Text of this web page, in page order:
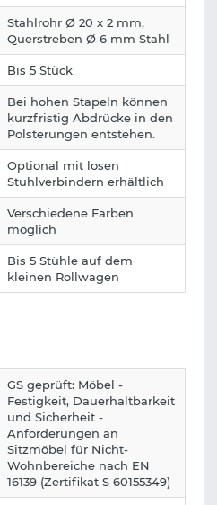
Stahlrohr Ø 20 x 2 mm,
Querstreben Ø 6 mm Stahl
Bis 5 Stück
Bei hohen Stapeln können
kurzfristig Abdrücke in den
Polsterungen entstehen.
Optional mit losen
Stuhlverbindern erhältlich
Verschiedene Farben
möglich
Bis 5 Stühle auf dem
kleinen Rollwagen
GS geprüft: Möbel -
Festigkeit, Dauerhaltbarkeit
und Sicherheit -
Anforderungen an
Sitzmöbel für Nicht-
Wohnbereiche nach EN
16139 (Zertifikat S 60155349)